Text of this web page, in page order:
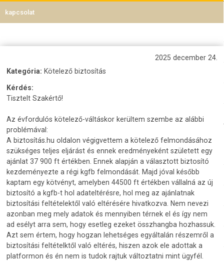
kapcsolat
2025 december 24.
Kategória: Kötelező biztosítás
Kérdés:
Tisztelt Szakértő!
Az évfordulós kötelező-váltáskor kerültem szembe az alábbi
problémával:
A biztosítás.hu oldalon végigvettem a kötelező felmondásához
szükséges teljes eljárást és ennek eredményeként született egy
ajánlat 37 900 ft értékben. Ennek alapján a választott biztosító
kezdeményezte a régi kgfb felmondását. Majd jóval később
kaptam egy kötvényt, amelyben 44500 ft értékben vállalná az új
biztosító a kgfb-t hol adateltérésre, hol meg az ajánlatnak
biztosítási feltételektől való eltérésére hivatkozva. Nem nevezi
azonban meg mely adatok és mennyiben térnek el és így nem
ad esélyt arra sem, hogy esetleg ezeket összhangba hozhassuk.
Azt sem értem, hogy hogzan lehetséges egyáltalán részemről a
biztosítási feltételktől való eltérés, hiszen azok ele adottak a
platformon és én nem is tudok rajtuk változtatni mint ügyfél.